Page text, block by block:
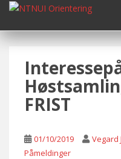
i
FRIST
01/10/2019
Vegard
Påmeldinger